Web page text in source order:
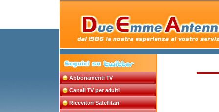
Abbonamenti TV
Canali TV per adulti
Ricevitori Satellitari